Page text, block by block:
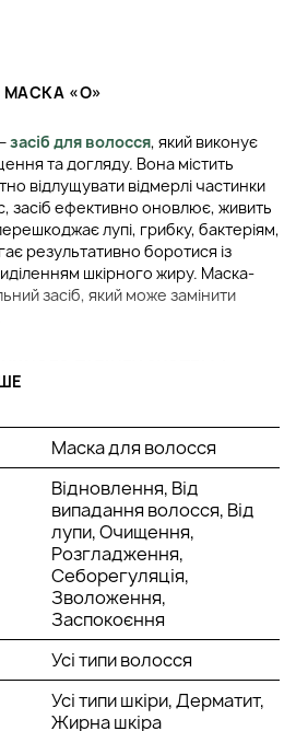
МАСКА «О»
засіб для волосся, який виконує
та догляду. Вона містить
відлущувати відмерлі частинки
засіб ефективно оновлює, живить
лупі, грибку, бактеріям,
результативно боротися із
шкірного жиру. Маска-
засіб, який може замінити
ПІЛІНГУ SYSTEM 4
впливу стайлінгової техніки,
проміння, агресивних фарбувань
волосся та шкіри голови: маска
корисними речовинами,
локонів змінюється на краще —
доглянутими та
оточена відчуттям повного
System 4 підходить для
та псоріазу шкіри голови.
містить лікувальні речовини, які
шкірних захворювань
Маска для волосся
Відновлення, Від
випадання волосся, Від
лупи, Очищення,
Розгладження,
Себорегуляція,
Зволоження,
Заспокоєння
Усі типи волосся
Усі типи шкіри, Дерматит,
Жирна шкіра